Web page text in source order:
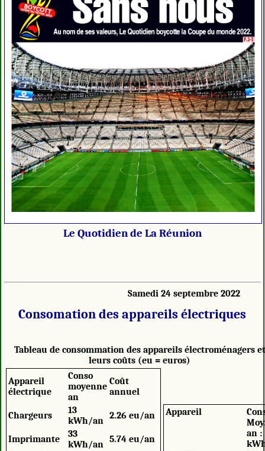
Le Quotidien de La Réunion
Samedi 24 septembre 2022
Consomation des appareils électriques
Tableau de consommation des appareils électroménagers et
leurs coûts (eu = euros)
Appareil
électrique
Conso
moyenne
an
Coût
annuel
Chargeurs
13
kWh/an 2.26 eu/an
Imprimante
33
kWh/an 5.74 eu/an
Appareil
an :